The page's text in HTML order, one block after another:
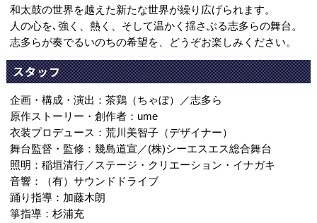
和太鼓の世界を越えた新たな世界が繰り広げられます。
人の心を､強く、熱く、そして温かく揺さぶる志多らの舞台。
志多らが奏でるいのちの希望を、どうぞお楽しみください。
スタッフ
企画・構成・演出：茶鶏（ちゃぼ）／志多ら
原作ストーリー・創作者：ume
衣装プロデュース：荒川美智子（デザイナー）
舞台監督・監修：幾島道宣／(株)シーエスエス総合舞台
照明：稲垣清行／ステージ・クリエーション・イナガキ
音響：（有）サウンドドライブ
踊り指導：加藤木朗
箏指導：杉浦充